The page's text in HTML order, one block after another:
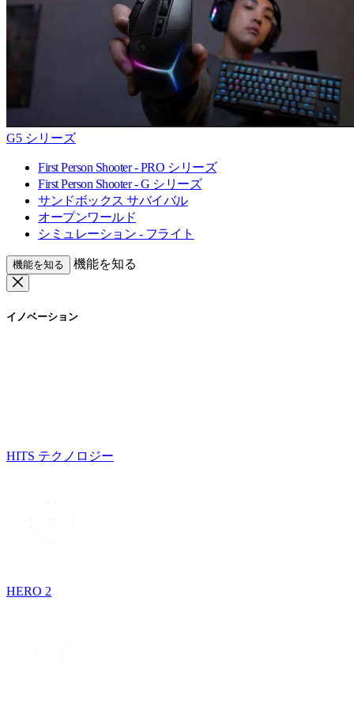
G5 シリーズ
First Person Shooter - PRO シリーズ
First Person Shooter - G シリーズ
サンドボックス サバイバル
オープンワールド
シミュレーション - フライト
機能を知る 機能を知る
イノベーション
HITS テクノロジー
HERO 2